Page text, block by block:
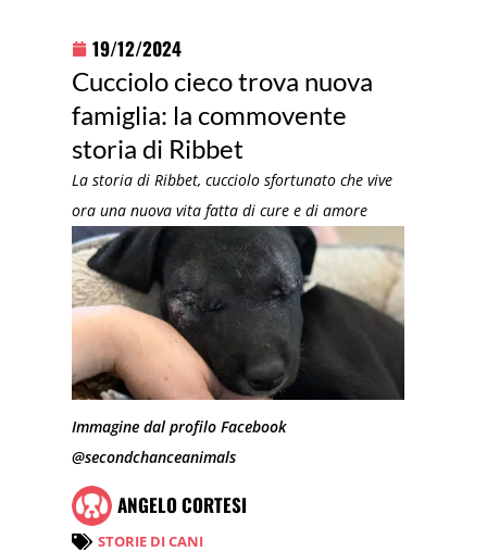
19/12/2024
Cucciolo cieco trova nuova
famiglia: la commovente
storia di Ribbet
La storia di Ribbet, cucciolo sfortunato che vive
ora una nuova vita fatta di cure e di amore
Immagine dal profilo Facebook
@secondchanceanimals
ANGELO CORTESI
STORIE DI CANI